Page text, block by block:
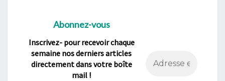
Abonnez-vous
Inscrivez- pour recevoir chaque
semaine nos derniers articles
directement dans votre boîte
mail !